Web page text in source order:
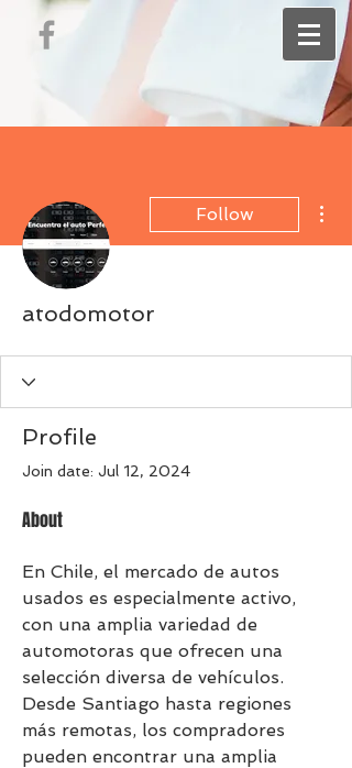
Follow
atodomotor
Profile
Join date: Jul 12, 2024
About
En Chile, el mercado de autos
usados es especialmente activo,
con una amplia variedad de
automotoras que ofrecen una
selección diversa de vehículos.
Desde Santiago hasta regiones
más remotas, los compradores
pueden encontrar una amplia